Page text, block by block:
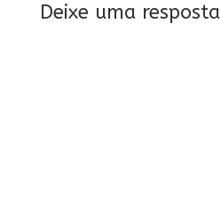
Deixe uma resposta